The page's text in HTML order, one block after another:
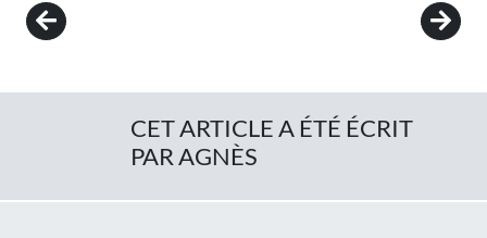
Post navigation
CET ARTICLE A ÉTÉ ÉCRIT
PAR AGNÈS